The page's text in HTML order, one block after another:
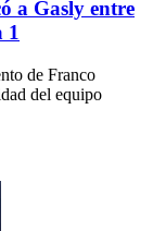
a Gasly entre
1
de Franco
del equipo